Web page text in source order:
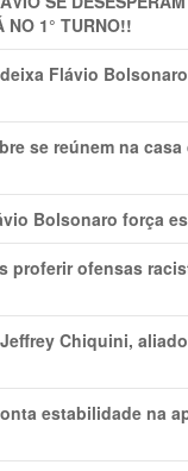
NO 1° TURNO!!
Flávio
se reúnem na
Bolsonaro força
proferir ofensas
Jeffrey Chiquini,
estabilidade na